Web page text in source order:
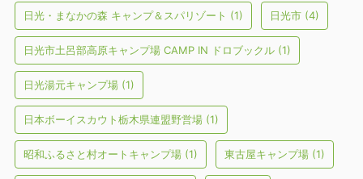
日光・まなかの森 キャンプ＆スパリゾート (1) 日光市 (4)
日光市土呂部高原キャンプ場 CAMP IN ドロブックル (1)
日光湯元キャンプ場 (1)
日本ボーイスカウト栃木県連盟野営場 (1)
昭和ふるさと村オートキャンプ場 (1) 東古屋キャンプ場 (1)